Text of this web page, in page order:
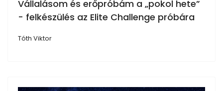
Vállalásom és erőpróbám a „pokol hete”
- felkészülés az Elite Challenge próbára
Tóth Viktor